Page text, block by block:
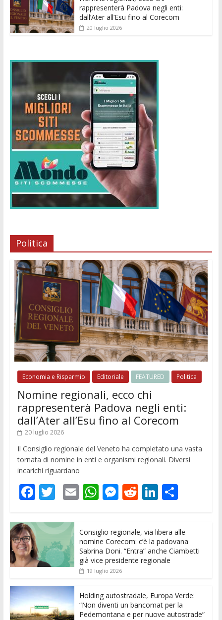
rappresenterà Padova negli enti:
dall’Ater all’Esu fino al Corecom
20 luglio 2026
Politica
Economia e Risparmio Editoriale FEATURED Politica
Nomine regionali, ecco chi
rappresenterà Padova negli enti:
dall’Ater all’Esu fino al Corecom
20 luglio 2026
Il Consiglio regionale del Veneto ha completato una vasta
tornata di nomine in enti e organismi regionali. Diversi
incarichi riguardano
F
e
b
o
o
k
T
itt
er
E
l
W
at
s
A
p
M
e
n
g
R
di
t
Li
k
e
dI
C
n
di
vi
Consiglio regionale, via libera alle
nomine Corecom: c’è la padovana
Sabrina Doni. “Entra” anche Ciambetti
già vice presidente regionale
19 luglio 2026
Holding autostradale, Europa Verde:
“Non diventi un bancomat per la
Pedemontana e per nuove autostrade”